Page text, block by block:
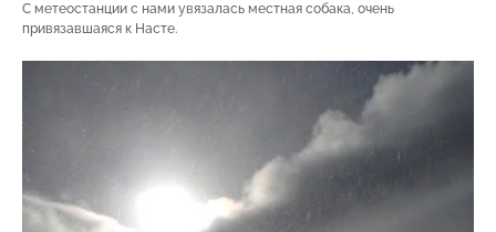
С метеостанции с нами увязалась местная собака, очень
привязавшаяся к Насте.